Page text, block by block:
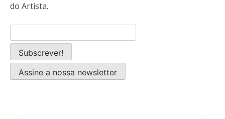
do Artista.
Assine a nossa newsletter